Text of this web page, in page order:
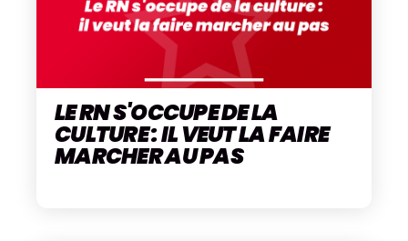
LE RN S'OCCUPE DE LA
CULTURE : IL VEUT LA FAIRE
MARCHER AU PAS